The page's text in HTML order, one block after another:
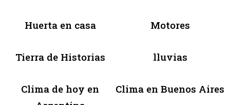
Huerta en casa Motores
Tierra de Historias lluvias
Clima de hoy en
Clima en Buenos Aires